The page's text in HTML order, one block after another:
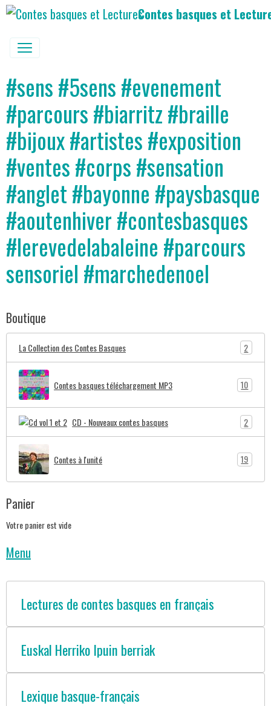
Contes basques et
#sens #5sens #evenement
#parcours #biarritz #braille
#bijoux #artistes #exposition
#ventes #corps #sensation
#anglet #bayonne #paysbasque
#aoutenhiver #contesbasques
#lerevedelabaleine #parcours
sensoriel #marchedenoel
Boutique
La Collection des Contes Basques 2
Contes basques téléchargement MP3 10
CD - Nouveaux contes basques 2
Contes à l'unité 19
Panier
Votre panier est vide
Menu
Lectures de contes basques en français
Euskal Herriko Ipuin berriak
Lexique basque-français